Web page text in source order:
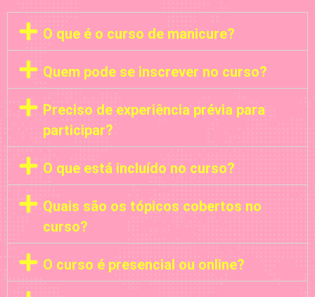
O que é o curso de manicure?
Quem pode se inscrever no curso?
Preciso de experiência prévia para
participar?
O que está incluído no curso?
Quais são os tópicos cobertos no
curso?
O curso é presencial ou online?